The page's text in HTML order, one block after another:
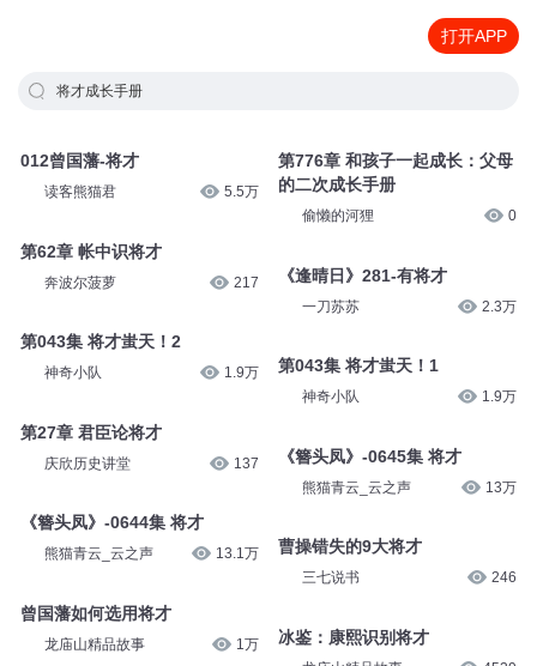
打开APP
将才成长手册
012曾国藩-将才
读客熊猫君 5.5万
第62章 帐中识将才
奔波尔菠萝 217
第043集 将才蚩天！2
神奇小队 1.9万
第27章 君臣论将才
庆欣历史讲堂 137
《簪头凤》-0644集 将才
熊猫青云_云之声 13.1万
曾国藩如何选用将才
龙庙山精品故事 1万
第776章 和孩子一起成长：父母
的二次成长手册
偷懒的河狸 0
《逢晴日》281-有将才
一刀苏苏 2.3万
第043集 将才蚩天！1
神奇小队 1.9万
《簪头凤》-0645集 将才
熊猫青云_云之声 13万
曹操错失的9大将才
三七说书 246
冰鉴：康熙识别将才